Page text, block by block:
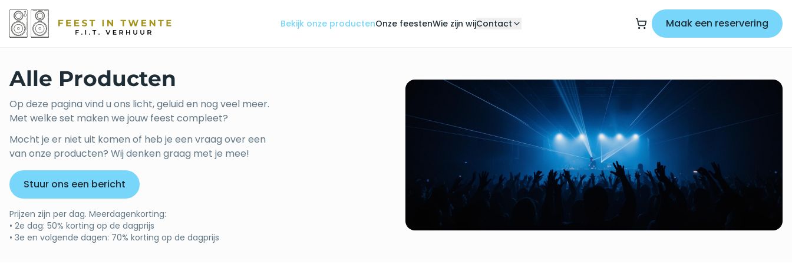
Bekijk onze productenOnze feestenWie zijn wijContact Maak een reservering
Alle Producten
Op deze pagina vind u ons licht, geluid en nog veel meer.
Met welke set maken we jouw feest compleet?
Mocht je er niet uit komen of heb je een vraag over een
van onze producten? Wij denken graag met je mee!
Stuur ons een bericht
Prijzen zijn per dag. Meerdagenkorting:
• 2e dag: 50% korting op de dagprijs
• 3e en volgende dagen: 70% korting op de dagprijs